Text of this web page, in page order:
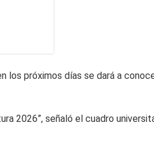
los próximos días se dará a
2026”, señaló el cuadro